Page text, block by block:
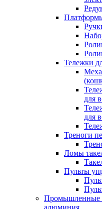
Тележки
для
для
Треноги
Ломы
Пульты
Промышленные
алюминия